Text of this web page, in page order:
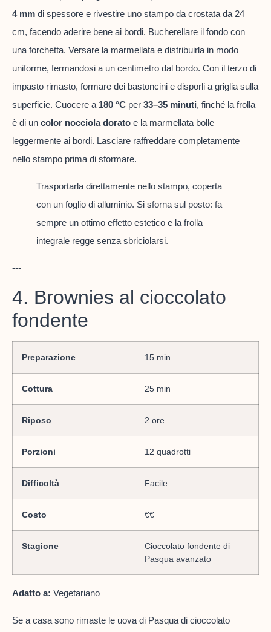
4 mm di spessore e rivestire uno stampo da crostata da 24
cm, facendo aderire bene ai bordi. Bucherellare il fondo con
una forchetta. Versare la marmellata e distribuirla in modo
uniforme, fermandosi a un centimetro dal bordo. Con il terzo di
impasto rimasto, formare dei bastoncini e disporli a griglia sulla
superficie. Cuocere a 180 °C per 33–35 minuti, finché la frolla
è di un color nocciola dorato e la marmellata bolle
leggermente ai bordi. Lasciare raffreddare completamente
nello stampo prima di sformare.
Trasportarla direttamente nello stampo, coperta
con un foglio di alluminio. Si sforna sul posto: fa
sempre un ottimo effetto estetico e la frolla
integrale regge senza sbriciolarsi.
---
4. Brownies al cioccolato
fondente
Preparazione 15 min
Cottura 25 min
Riposo 2 ore
Porzioni 12 quadrotti
Difficoltà Facile
Costo €€
Stagione
Cioccolato fondente di
Pasqua avanzato
Adatto a: Vegetariano
Se a casa sono rimaste le uova di Pasqua di cioccolato